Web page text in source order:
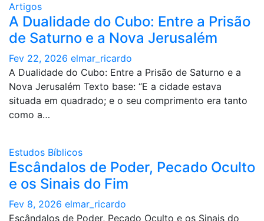
Artigos
A Dualidade do Cubo: Entre a Prisão
de Saturno e a Nova Jerusalém
Fev 22, 2026 elmar_ricardo
A Dualidade do Cubo: Entre a Prisão de Saturno e a
Nova Jerusalém Texto base: “E a cidade estava
situada em quadrado; e o seu comprimento era tanto
como a…
Estudos Bíblicos
Escândalos de Poder, Pecado Oculto
e os Sinais do Fim
Fev 8, 2026 elmar_ricardo
Escândalos de Poder, Pecado Oculto e os Sinais do